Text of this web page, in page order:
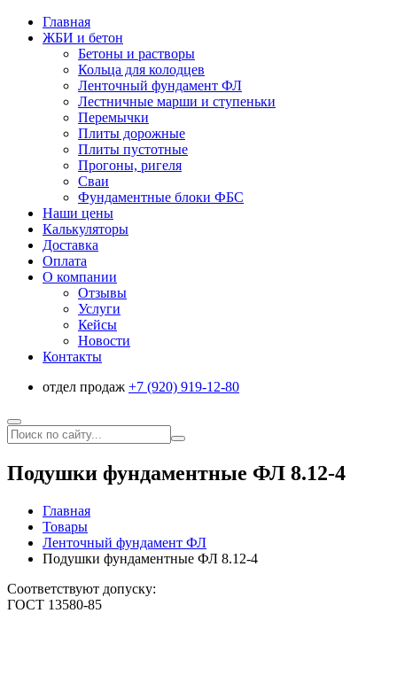
Главная
ЖБИ и бетон
Бетоны и растворы
Кольца для колодцев
Ленточный фундамент ФЛ
Лестничные марши и ступеньки
Перемычки
Плиты дорожные
Плиты пустотные
Прогоны, ригеля
Сваи
Фундаментные блоки ФБС
Наши цены
Калькуляторы
Доставка
Оплата
О компании
Отзывы
Услуги
Кейсы
Новости
Контакты
отдел продаж +7 (920) 919-12-80
Подушки фундаментные ФЛ 8.12-4
Главная
Товары
Ленточный фундамент ФЛ
Подушки фундаментные ФЛ 8.12-4
Соответствуют допуску:
ГОСТ 13580-85